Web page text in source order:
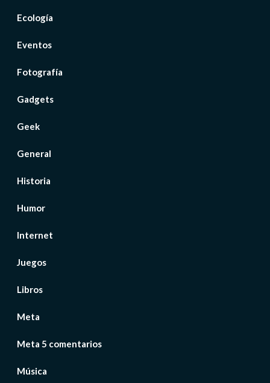
Ecología
Eventos
Fotografía
Gadgets
Geek
General
Historia
Humor
Internet
Juegos
Libros
Meta
Meta 5 comentarios
Música